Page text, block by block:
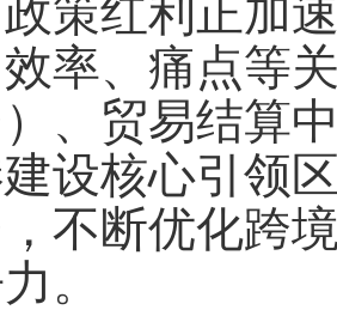
政策红利正加
率、痛点等
、贸易结算
设核心引领
不断优化跨
。